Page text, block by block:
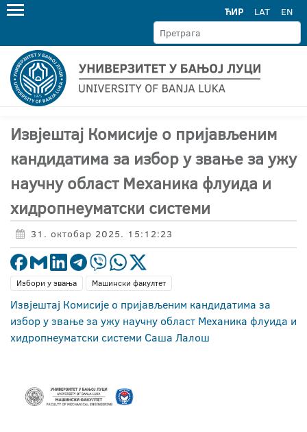
ЋИР LAT EN
Извјештај Комисије о пријављеним
кандидатима за избор у звање за ужу
научну област Механика флуида и
хидропнеуматски системи
31. октобар 2025. 15:12:23
Избори у звања Машински факултет
Извјештај Комисије о пријављеним кандидатима за
избор у звање за ужу научну област Механика флуида и
хидропнеуматски системи Саша Лалош